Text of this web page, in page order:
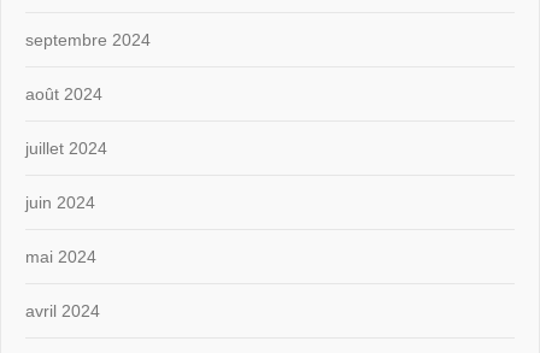
septembre 2024
août 2024
juillet 2024
juin 2024
mai 2024
avril 2024